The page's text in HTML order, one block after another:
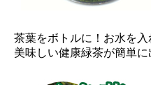
茶葉をボトルに！お水を入
美味しい健康緑茶が簡単に